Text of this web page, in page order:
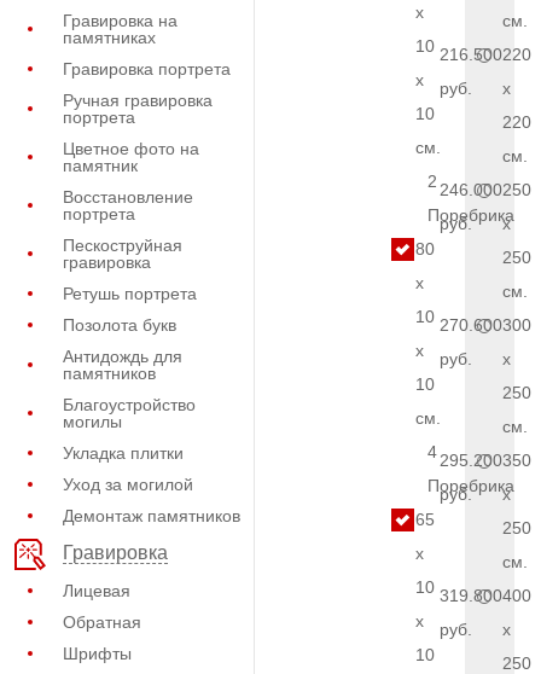
Гравировка на
памятниках
Гравировка портрета
Ручная гравировка
портрета
Цветное фото на
памятник
Восстановление
портрета
Пескоструйная
гравировка
Ретушь портрета
Позолота букв
Антидождь для
памятников
Благоустройство
могилы
Укладка плитки
Уход за могилой
Демонтаж памятников
Гравировка
Лицевая
Обратная
Шрифты
x
10
x
10
см.
2
Поребрика
80
x
10
x
10
см.
4
Поребрика
65
x
10
x
10
см.
216.500
руб.
220
x
220
см.
246.000
руб.
250
x
250
см.
270.600
руб.
300
x
250
см.
295.200
руб.
350
x
250
см.
319.800
руб.
400
x
250